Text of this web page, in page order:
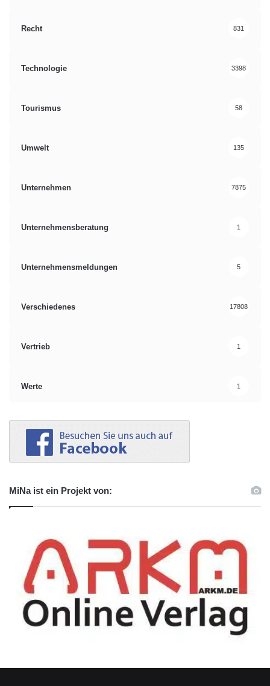
Recht 831
Technologie 3398
Tourismus 58
Umwelt 135
Unternehmen 7875
Unternehmensberatung 1
Unternehmensmeldungen 5
Verschiedenes 17808
Vertrieb 1
Werte 1
MiNa ist ein Projekt von: